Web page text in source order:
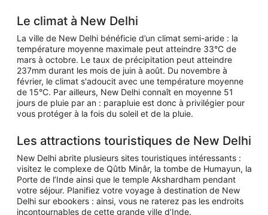
Le climat à New Delhi
La ville de New Delhi bénéficie d’un climat semi-aride : la
température moyenne maximale peut atteindre 33°C de
mars à octobre. Le taux de précipitation peut atteindre
237mm durant les mois de juin à août. Du novembre à
février, le climat s'adoucit avec une température moyenne
de 15°C. Par ailleurs, New Delhi connaît en moyenne 51
jours de pluie par an : parapluie est donc à privilégier pour
vous protéger à la fois du soleil et de la pluie.
Les attractions touristiques de New Delhi
New Delhi abrite plusieurs sites touristiques intéressants :
visitez le complexe de Qûtb Minâr, la tombe de Humayun, la
Porte de l’Inde ainsi que le temple Akshardham pendant
votre séjour. Planifiez votre voyage à destination de New
Delhi sur ebookers : ainsi, vous ne raterez pas les endroits
incontournables de cette grande ville d’Inde.